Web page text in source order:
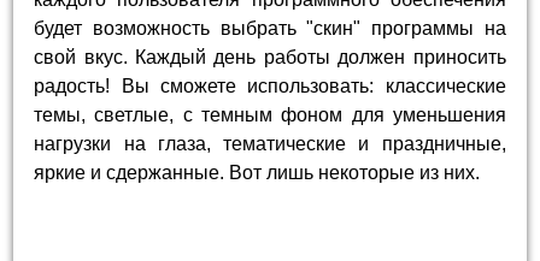
будет возможность выбрать "скин" программы на
свой вкус. Каждый день работы должен приносить
радость! Вы сможете использовать: классические
темы, светлые, с темным фоном для уменьшения
нагрузки на глаза, тематические и праздничные,
яркие и сдержанные. Вот лишь некоторые из них.